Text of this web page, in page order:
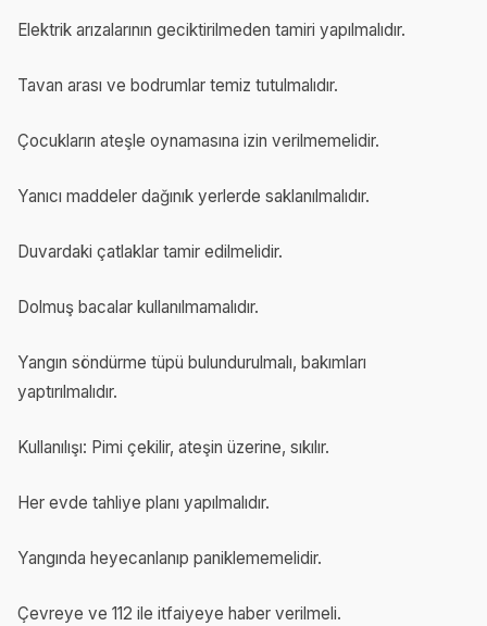
Elektrik arızalarının geciktirilmeden tamiri yapılmalıdır.
Tavan arası ve bodrumlar temiz tutulmalıdır.
Çocukların ateşle oynamasına izin verilmemelidir.
Yanıcı maddeler dağınık yerlerde saklanılmalıdır.
Duvardaki çatlaklar tamir edilmelidir.
Dolmuş bacalar kullanılmamalıdır.
Yangın söndürme tüpü bulundurulmalı, bakımları
yaptırılmalıdır.
Kullanılışı: Pimi çekilir, ateşin üzerine, sıkılır.
Her evde tahliye planı yapılmalıdır.
Yangında heyecanlanıp paniklememelidir.
Çevreye ve 112 ile itfaiyeye haber verilmeli.